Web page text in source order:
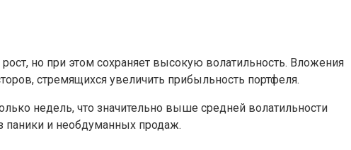
но при этом сохраняет высокую волатильность. Вложения
стремящихся увеличить прибыльность портфеля.
недель, что значительно выше средней волатильности
паники и необдуманных продаж.